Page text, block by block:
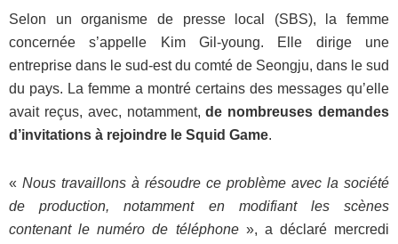
Selon un organisme de presse local (SBS), la femme
concernée s’appelle Kim Gil-young. Elle dirige une
entreprise dans le sud-est du comté de Seongju, dans le sud
du pays. La femme a montré certains des messages qu’elle
avait reçus, avec, notamment,de nombreuses demandes
d’invitations à rejoindre le Squid Game.
« Nous travaillons à résoudre ce problème avec la société
de production, notamment en modifiant les scènes
contenant le numéro de téléphone», a déclaré mercredi